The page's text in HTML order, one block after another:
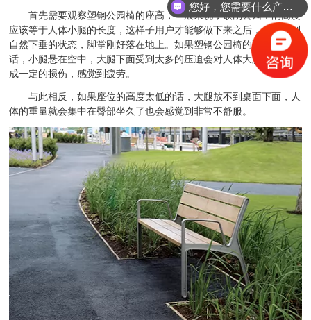
首先需要观察塑钢公园椅的座高，一般来说，硕刚公园里的高度
应该等于人体小腿的长度，这样子用户才能够做下来之后，小腿达到
自然下垂的状态，脚掌刚好落在地上。如果塑钢公园椅的高度太高的
话，小腿悬在空中，大腿下面受到太多的压迫会对人体大腿的肌肉造
成一定的损伤，感觉到疲劳。
与此相反，如果座位的高度太低的话，大腿放不到桌面下面，人
体的重量就会集中在臀部坐久了也会感觉到非常不舒服。
您好，您需要什么产品？